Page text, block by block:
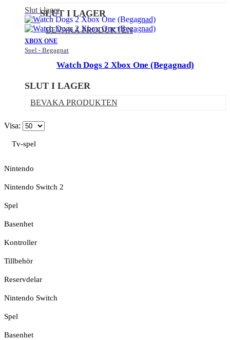
Slut i lager
XBOX ONE
Spel - Begagnat
SLUT I LAGER
BEVAKA PRODUKTEN
Watch Dogs 2 Xbox One (Begagnad)
SLUT I LAGER
BEVAKA PRODUKTEN
Visa:
Tv-spel
Nintendo
Nintendo Switch 2
Spel
Basenhet
Kontroller
Tillbehör
Reservdelar
Nintendo Switch
Spel
Basenhet